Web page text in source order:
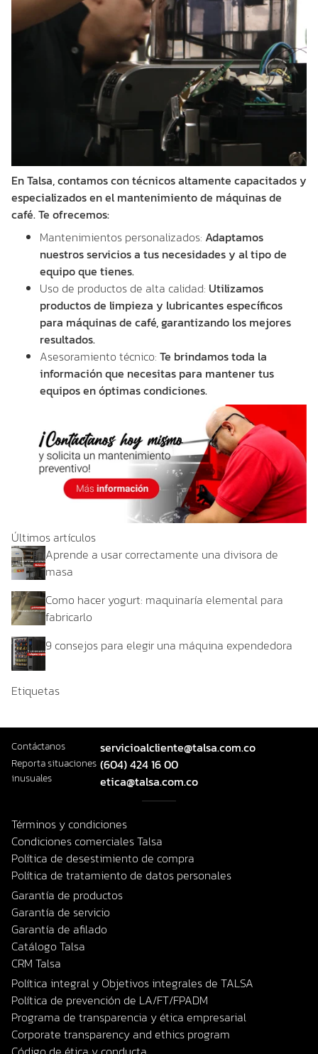
En Talsa, contamos con técnicos altamente capacitados y
especializados en el mantenimiento de máquinas de
café. Te ofrecemos:
Mantenimientos personalizados: Adaptamos
nuestros servicios a tus necesidades y al tipo de
equipo que tienes.
Uso de productos de alta calidad: Utilizamos
productos de limpieza y lubricantes específicos
para máquinas de café, garantizando los mejores
resultados.
Asesoramiento técnico: Te brindamos toda la
información que necesitas para mantener tus
equipos en óptimas condiciones.
Últimos artículos
Aprende a usar correctamente una divisora de
masa
Como hacer yogurt: maquinaría elemental para
fabricarlo
9 consejos para elegir una máquina expendedora
Etiquetas
Contáctanos servicioalcliente@talsa.com.co
Reporta situaciones
inusuales
(604) 424 16 00
etica@talsa.com.co
Términos y condiciones
Condiciones comerciales Talsa
Política de desestimiento de compra
Política de tratamiento de datos personales
Garantía de productos
Garantía de servicio
Garantía de afilado
Catálogo Talsa
CRM Talsa
Política integral y Objetivos integrales de TALSA
Política de prevención de LA/FT/FPADM
Programa de transparencia y ética empresarial
Corporate transparency and ethics program